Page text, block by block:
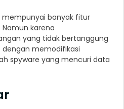
mempunyai banyak fitur
karena
yang tidak bertanggung
memodifikasi
spyware yang mencuri data